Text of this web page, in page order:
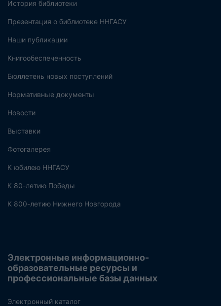
История библиотеки
Презентация о библиотеке ННГАСУ
Наши публикации
Книгообеспеченность
Бюллетень новых поступлений
Нормативные документы
Новости
Выставки
Фотогалерея
К юбилею ННГАСУ
К 80-летию Победы
К 800-летию Нижнего Новгорода
Электронные информационно-
образовательные ресурсы и
профессиональные базы данных
Электронный каталог